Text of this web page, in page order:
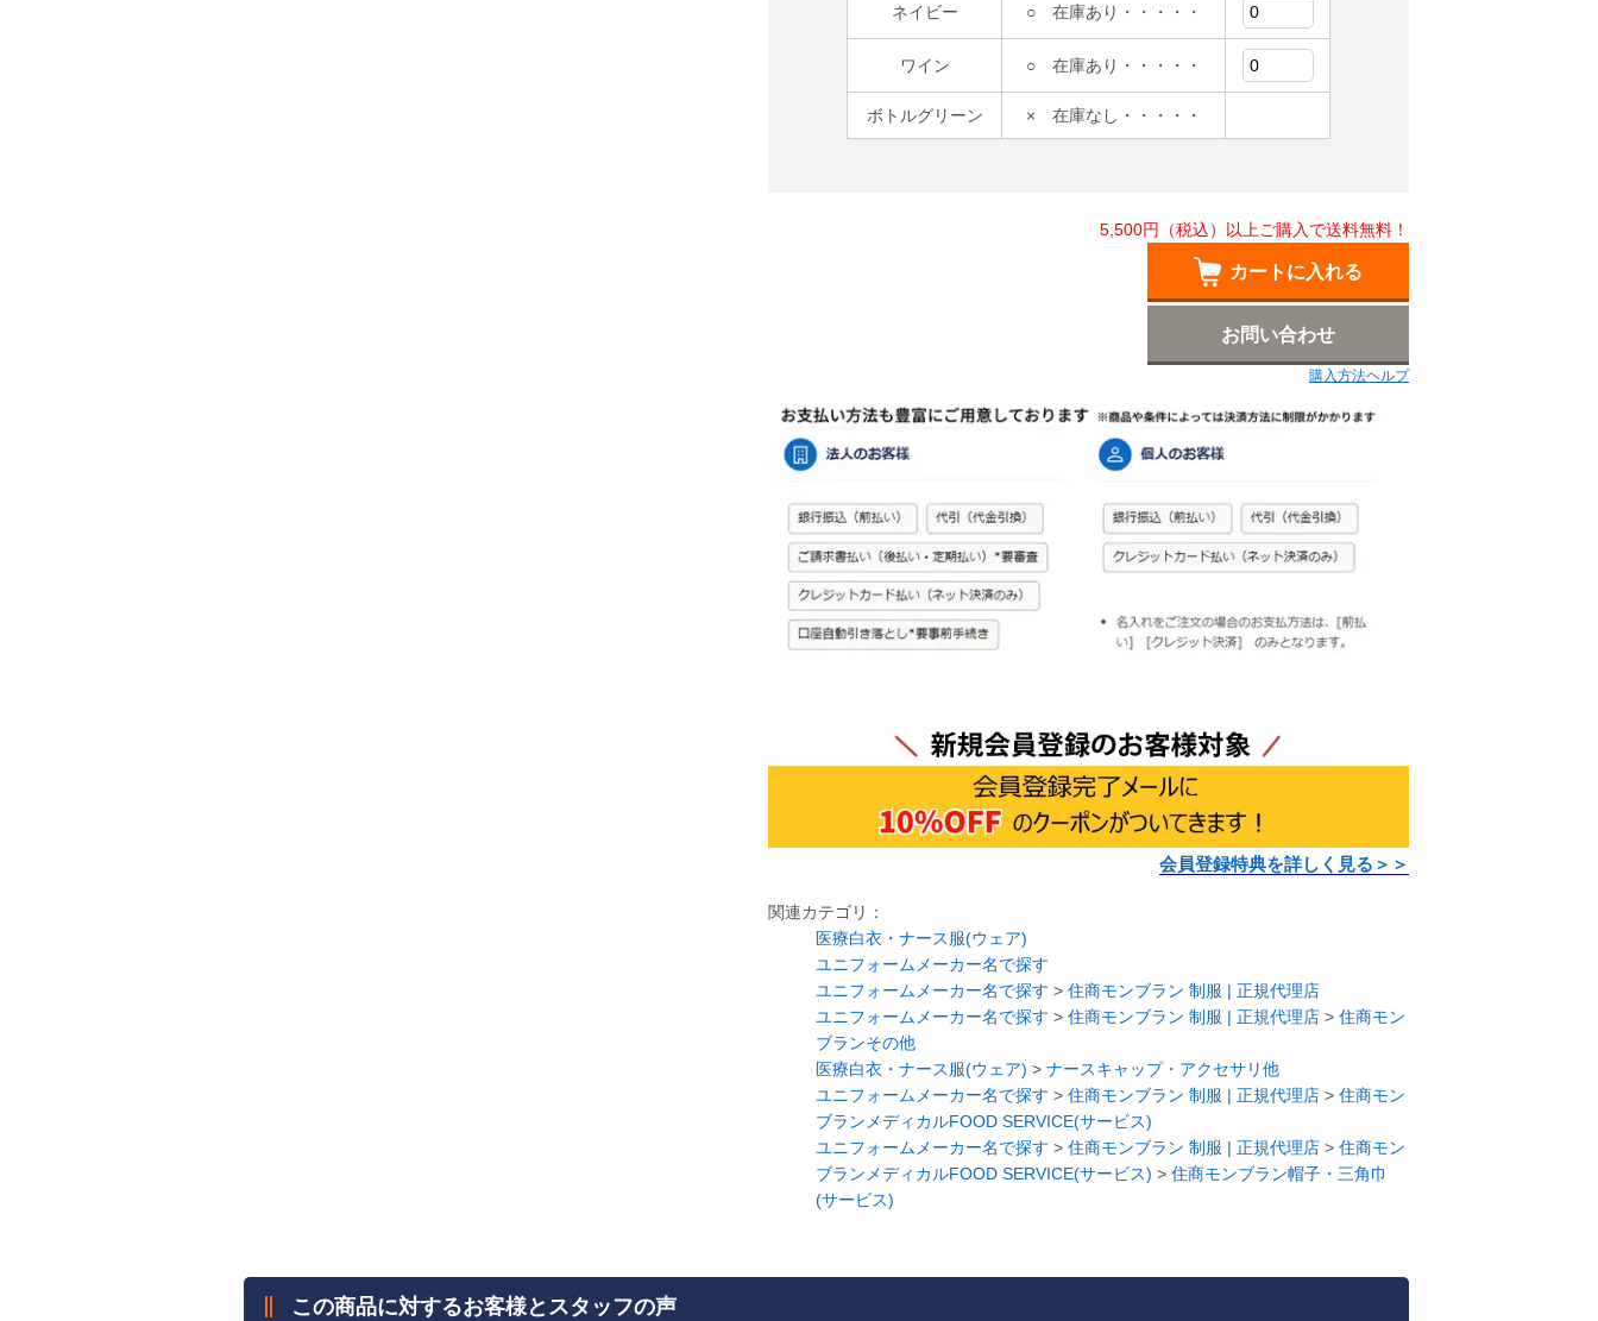
ネイビー ○ 在庫あり・・・・・
ワイン ○ 在庫あり・・・・・
ボトルグリーン × 在庫なし・・・・・
5,500円（税込）以上ご購入で送料無料！
カートに入れる
お問い合わせ
購入方法ヘルプ
会員登録特典を詳しく見る＞＞
関連カテゴリ：
医療白衣・ナース服(ウェア)
ユニフォームメーカー名で探す
ユニフォームメーカー名で探す > 住商モンブラン 制服 | 正規代理店
ユニフォームメーカー名で探す > 住商モンブラン 制服 | 正規代理店 > 住商モン
ブランその他
医療白衣・ナース服(ウェア) > ナースキャップ・アクセサリ他
ユニフォームメーカー名で探す > 住商モンブラン 制服 | 正規代理店 > 住商モン
ブランメディカルFOOD SERVICE(サービス)
ユニフォームメーカー名で探す > 住商モンブラン 制服 | 正規代理店 > 住商モン
ブランメディカルFOOD SERVICE(サービス) > 住商モンブラン帽子・三角巾
(サービス)
この商品に対するお客様とスタッフの声